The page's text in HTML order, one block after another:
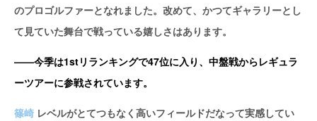
のプロゴルファーとなれました。改めて、かつてギャラリーとし
て見ていた舞台で戦っている嬉しさはあります。
——今季は1stリランキングで47位に入り、中盤戦からレギュラ
ーツアーに参戦されています。
篠崎 レベルがとてつもなく高いフィールドだなって実感してい